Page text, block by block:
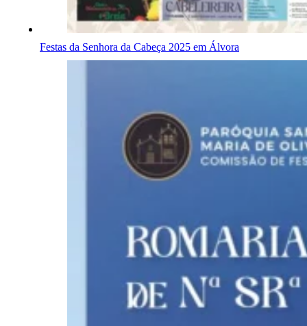
Festas da Senhora da Cabeça 2025 em Álvora